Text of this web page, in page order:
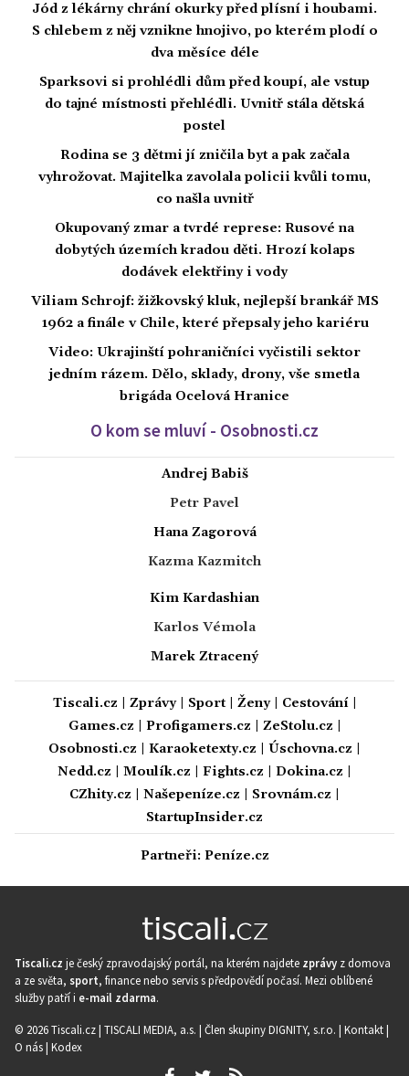
Jód z lékárny chrání okurky před plísní i houbami.
S chlebem z něj vznikne hnojivo, po kterém plodí o
dva měsíce déle
Sparksovi si prohlédli dům před koupí, ale vstup
do tajné místnosti přehlédli. Uvnitř stála dětská
postel
Rodina se 3 dětmi jí zničila byt a pak začala
vyhrožovat. Majitelka zavolala policii kvůli tomu,
co našla uvnitř
Okupovaný zmar a tvrdé represe: Rusové na
dobytých územích kradou děti. Hrozí kolaps
dodávek elektřiny i vody
Viliam Schrojf: žižkovský kluk, nejlepší brankář MS
1962 a finále v Chile, které přepsaly jeho kariéru
Video: Ukrajinští pohraničníci vyčistili sektor
jedním rázem. Dělo, sklady, drony, vše smetla
brigáda Ocelová Hranice
O kom se mluví - Osobnosti.cz
Andrej Babiš
Petr Pavel
Hana Zagorová
Kazma Kazmitch
Kim Kardashian
Karlos Vémola
Marek Ztracený
Tiscali.cz Zprávy| Sport| Ženy| Cestování|
Games.cz
Profigamers.cz ZeStolu.cz
Osobnosti.cz
Karaoketexty.cz Úschovna.cz
Nedd.cz
Moulík.cz Fights.cz Dokina.cz
CZhity.cz
Našepeníze.cz Srovnám.cz
StartupInsider.cz
Partneři: Peníze.cz
Tiscali.cz je český zpravodajský portál, na kterém najdete zprávy z domova
a ze světa, sport, finance nebo servis s předpovědí počasí. Mezi oblíbené
služby patří i e-mail zdarma.
© 2026 Tiscali.cz | TISCALI MEDIA, a.s. | Člen skupiny DIGNITY, s.r.o. | Kontakt|
O nás| Kodex